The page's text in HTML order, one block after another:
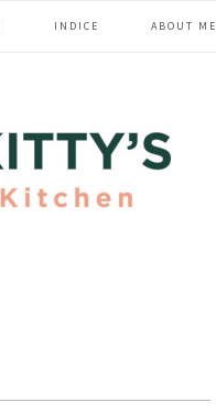
INDICE ABOUT ME